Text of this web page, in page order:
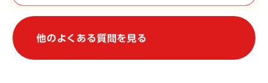
関東地方で常時販売している店舗はございませんが、不定期で上
野駅や大宮駅での物産展に出店しております。催事等の情報は、
他のよくある質問を見る